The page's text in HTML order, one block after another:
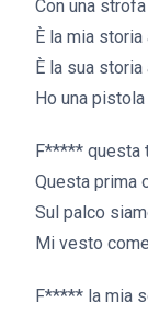
Con una strofa
È la mia storia
È la sua storia
Ho una pistola
F***** questa
Questa prima
Sul palco
Mi vesto
F***** la mia